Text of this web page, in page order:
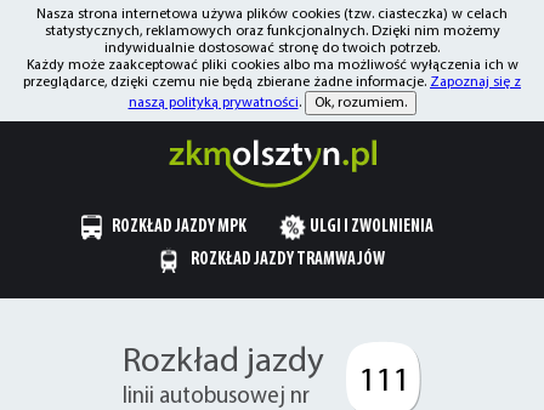
Nasza strona internetowa używa plików cookies (tzw. ciasteczka) w celach
statystycznych, reklamowych oraz funkcjonalnych. Dzięki nim możemy
indywidualnie dostosować stronę do twoich potrzeb.
Każdy może zaakceptować pliki cookies albo ma możliwość wyłączenia ich w
przeglądarce, dzięki czemu nie będą zbierane żadne informacje. Zapoznaj się z
naszą polityką prywatności. Ok, rozumiem.
ROZKŁAD JAZDY MPK
ULGI I ZWOLNIENIA
ROZKŁAD JAZDY TRAMWAJÓW
Rozkład jazdy
linii autobusowej nr 111